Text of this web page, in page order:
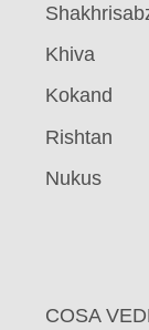
Khiva
Kokand
Rishtan
Nukus
COSA